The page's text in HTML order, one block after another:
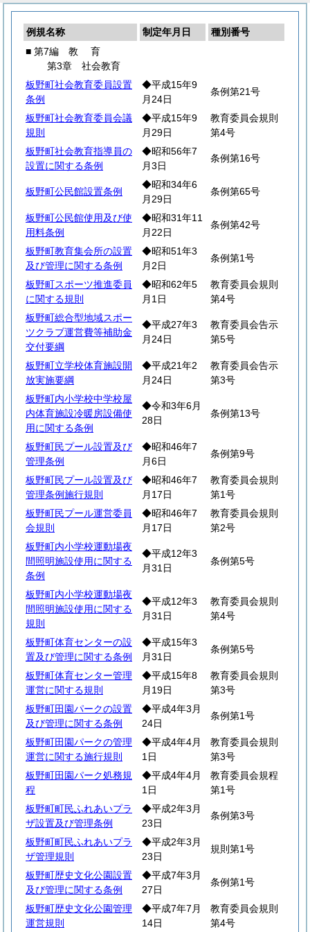
例規名称 制定年月日
種別番号
■ 第7編 教 育
第3章 社会教育
板野町社会教育委員設置
条例
◆平成15年9
月24日
条例第21号
板野町社会教育委員会議
規則
◆平成15年9
月29日
教育委員会規則
第4号
板野町社会教育指導員の
設置に関する条例
◆昭和56年7
月3日
条例第16号
板野町公民館設置条例
◆昭和34年6
月29日
条例第65号
板野町公民館使用及び使
用料条例
◆昭和31年11
月22日
条例第42号
板野町教育集会所の設置
及び管理に関する条例
◆昭和51年3
月2日
条例第1号
板野町スポーツ推進委員
に関する規則
◆昭和62年5
月1日
教育委員会規則
第4号
板野町総合型地域スポー
ツクラブ運営費等補助金
交付要綱
◆平成27年3
月24日
教育委員会告示
第5号
板野町立学校体育施設開
放実施要綱
◆平成21年2
月24日
教育委員会告示
第3号
板野町内小学校中学校屋
内体育施設冷暖房設備使
用に関する条例
◆令和3年6月
28日
条例第13号
板野町民プール設置及び
管理条例
◆昭和46年7
月6日
条例第9号
板野町民プール設置及び
管理条例施行規則
◆昭和46年7
月17日
教育委員会規則
第1号
板野町民プール運営委員
会規則
◆昭和46年7
月17日
教育委員会規則
第2号
板野町内小学校運動場夜
間照明施設使用に関する
条例
◆平成12年3
月31日
条例第5号
板野町内小学校運動場夜
間照明施設使用に関する
規則
◆平成12年3
月31日
教育委員会規則
第4号
板野町体育センターの設
置及び管理に関する条例
◆平成15年3
月31日
条例第5号
板野町体育センター管理
運営に関する規則
◆平成15年8
月19日
教育委員会規則
第3号
板野町田園パークの設置
及び管理に関する条例
◆平成4年3月
24日
条例第1号
板野町田園パークの管理
運営に関する施行規則
◆平成4年4月
1日
教育委員会規則
第3号
板野町田園パーク処務規
程
◆平成4年4月
1日
教育委員会規程
第1号
板野町町民ふれあいプラ
ザ設置及び管理条例
◆平成2年3月
23日
条例第3号
板野町町民ふれあいプラ
ザ管理規則
◆平成2年3月
23日
規則第1号
板野町歴史文化公園設置
及び管理に関する条例
◆平成7年3月
27日
条例第1号
板野町歴史文化公園管理
運営規則
◆平成7年7月
14日
教育委員会規則
第4号